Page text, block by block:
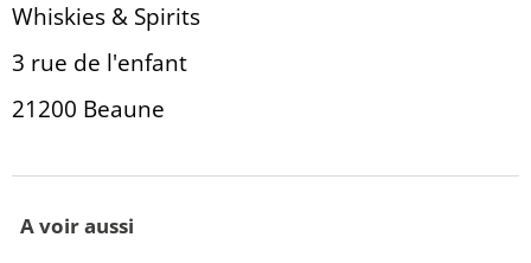
Whiskies & Spirits
3 rue de l'enfant
21200 Beaune
A voir aussi